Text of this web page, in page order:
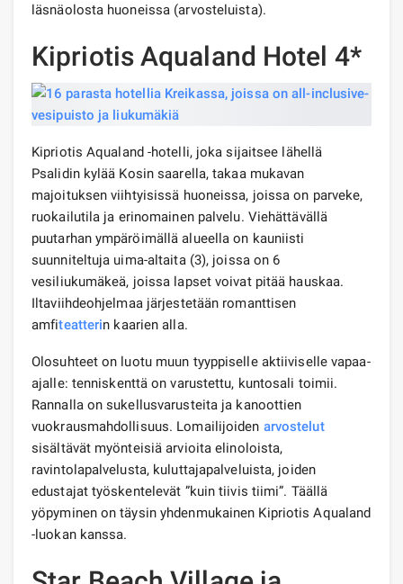
läsnäolosta huoneissa (arvosteluista).
Kipriotis Aqualand Hotel 4*
Kipriotis Aqualand -hotelli, joka sijaitsee lähellä
Psalidin kylää Kosin saarella, takaa mukavan
majoituksen viihtyisissä huoneissa, joissa on parveke,
ruokailutila ja erinomainen palvelu. Viehättävällä
puutarhan ympäröimällä alueella on kauniisti
suunniteltuja uima-altaita (3), joissa on 6
vesiliukumäkeä, joissa lapset voivat pitää hauskaa.
Iltaviihdeohjelmaa järjestetään romanttisen
amfiteatterin kaarien alla.
Olosuhteet on luotu muun tyyppiselle aktiiviselle vapaa-
ajalle: tenniskenttä on varustettu, kuntosali toimii.
Rannalla on sukellusvarusteita ja kanoottien
vuokrausmahdollisuus. Lomailijoiden arvostelut
sisältävät myönteisiä arvioita elinoloista,
ravintolapalvelusta, kuluttajapalveluista, joiden
edustajat työskentelevät ”kuin tiivis tiimi”. Täällä
yöpyminen on täysin yhdenmukainen Kipriotis Aqualand
-luokan kanssa.